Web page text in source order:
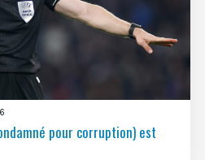
pour corruption) est